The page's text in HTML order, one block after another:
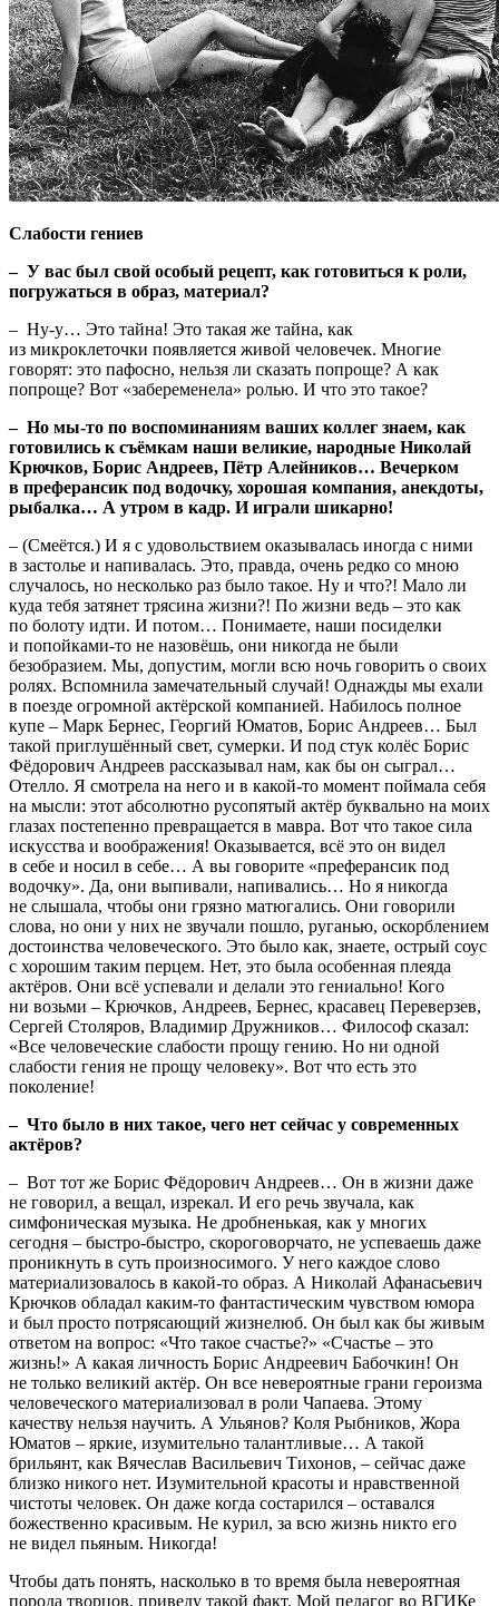
Слабости гениев
– У вас был свой особый рецепт, как готовиться к роли,
погружаться в образ, материал?
– Ну-у… Это тайна! Это такая же тайна, как
из микроклеточки появляется живой человечек. Многие
говорят: это пафосно, нельзя ли сказать попроще? А как
попроще? Вот «забеременела» ролью. И что это такое?
– Но мы-то по воспоминаниям ваших коллег знаем, как
готовились к съёмкам наши великие, народные Николай
Крючков, Борис Андреев, Пётр Алейников… Вечерком
в преферансик под водочку, хорошая компания, анекдоты,
рыбалка… А утром в кадр. И играли шикарно!
– (Смеётся.) И я с удовольствием оказывалась иногда с ними
в застолье и напивалась. Это, правда, очень редко со мною
случалось, но несколько раз было такое. Ну и что?! Мало ли
куда тебя затянет трясина жизни?! По жизни ведь – это как
по болоту идти. И потом… Понимаете, наши посиделки
и попойками-то не назовёшь, они никогда не были
безобразием. Мы, допустим, могли всю ночь говорить о своих
ролях. Вспомнила замечательный случай! Однажды мы ехали
в поезде огромной актёрской компанией. Набилось полное
купе – Марк Бернес, Георгий Юматов, Борис Андреев… Был
такой приглушённый свет, сумерки. И под стук колёс Борис
Фёдорович Андреев рассказывал нам, как бы он сыграл…
Отелло. Я смотрела на него и в какой-то момент поймала себя
на мысли: этот абсолютно русопятый актёр буквально на моих
глазах постепенно превращается в мавра. Вот что такое сила
искусства и воображения! Оказывается, всё это он видел
в себе и носил в себе… А вы говорите «преферансик под
водочку». Да, они выпивали, напивались… Но я никогда
не слышала, чтобы они грязно матюгались. Они говорили
слова, но они у них не звучали пошло, руганью, оскорблением
достоинства человеческого. Это было как, знаете, острый соус
с хорошим таким перцем. Нет, это была особенная плеяда
актёров. Они всё успевали и делали это гениально! Кого
ни возьми – Крючков, Андреев, Бернес, красавец Переверзев,
Сергей Столяров, Владимир Дружников… Философ сказал:
«Все человеческие слабости прощу гению. Но ни одной
слабости гения не прощу человеку». Вот что есть это
поколение!
– Что было в них такое, чего нет сейчас у современных
актёров?
– Вот тот же Борис Фёдорович Андреев… Он в жизни даже
не говорил, а вещал, изрекал. И его речь звучала, как
симфоническая музыка. Не дробненькая, как у многих
сегодня – быстро-быстро, скороговорчато, не успеваешь даже
проникнуть в суть произносимого. У него каждое слово
материализовалось в какой-то образ. А Николай Афанасьевич
Крючков обладал каким-то фантастическим чувством юмора
и был просто потрясающий жизнелюб. Он был как бы живым
ответом на вопрос: «Что такое счастье?» «Счастье – это
жизнь!» А какая личность Борис Андреевич Бабочкин! Он
не только великий актёр. Он все невероятные грани героизма
человеческого материализовал в роли Чапаева. Этому
качеству нельзя научить. А Ульянов? Коля Рыбников, Жора
Юматов – яркие, изумительно талантливые… А такой
брильянт, как Вячеслав Васильевич Тихонов, – сейчас даже
близко никого нет. Изумительной красоты и нравственной
чистоты человек. Он даже когда состарился – оставался
божественно красивым. Не курил, за всю жизнь никто его
не видел пьяным. Никогда!
Чтобы дать понять, насколько в то время была невероятная
порода творцов, приведу такой факт. Мой педагог во ВГИКе